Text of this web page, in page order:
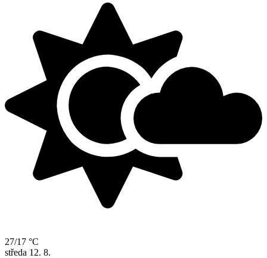
27/17 °C
středa 12. 8.